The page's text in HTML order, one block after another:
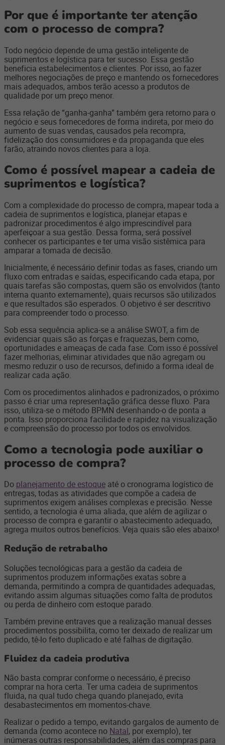
Por que é importante ter atenção
com o processo de compra?
Todo negócio depende de uma gestão inteligente de
suprimentos e logística para ter sucesso. Essa gestão
beneficia estabelecimentos e clientes. Por isso, ao fazer
melhores negociações de preço e mantendo os fornecedores
mais adequados, ambos terão acesso a produtos de
qualidade por um preço menor.
Essa relação de “ganha-ganha” também gera retorno para o
negócio e seus fornecedores de forma indireta, por meio do
aumento de suas vendas, causados pela recompra,
fidelização dos consumidores e da propaganda que eles
farão, atraindo novos clientes para a loja.
Como é possível mapear a cadeia de
suprimentos e logística?
Com a complexidade do processo de compra, mapear toda a
cadeia de suprimentos e logística, planejar etapas e
padronizar procedimentos é algo imprescindível para
aperfeiçoar a sua gestão. Dessa forma, será possível
conhecer os participantes e ter uma visão sistêmica para
amparar a tomada de decisão.
Inicialmente, é necessário definir todas as fases, criando um
fluxo com entradas e saídas, especificando cada etapa, por
quais tarefas são compostas, quem são os envolvidos (tanto
interna quanto externamente), quais recursos são utilizados
e que resultados são esperados. O objetivo é ser descritivo
para compreender todo o processo.
Sob essa sequência aplica-se a análise SWOT, a fim de
evidenciar quais são as forças e fraquezas, bem como,
oportunidades e ameaças de cada fase. Com isso é possível
fazer melhorias, eliminar atividades que não agregam ou
mesmo reduzir o uso de recursos, definido a forma ideal de
realizar cada ação.
Com os procedimentos alinhados e padronizados, o próximo
passo é criar uma representação gráfica desse fluxo. Para
isso, utiliza-se o método BPMN desenhando-o de ponta a
ponta. Isso proporciona facilidade e rapidez na visualização
e compreensão do processo por todos os envolvidos.
Como a tecnologia pode auxiliar o
processo de compra?
Do planejamento de estoque até o cronograma logístico de
entregas, todas as atividades que compõe a cadeia de
suprimentos exigem análises complexas e precisão. Nesse
sentido, a tecnologia é uma aliada, que além de agilizar o
processo de compra e garantir o abastecimento adequado,
agrega muitos outros benefícios. Veja quais são eles abaixo!
Redução de retrabalho
Soluções tecnológicas para a gestão da cadeia de
suprimentos produzem informações exatas sobre a
demanda, permitindo a compra de quantidades adequadas,
evitando assim algumas situações como falta de produtos
ou perda de dinheiro com estoque parado.
Também previne entraves que a realização manual desses
procedimentos possibilita, como ter deixado de realizar um
pedido, tê-lo feito duplicado e até falhas de digitação.
Fluidez da cadeia produtiva
Não basta comprar conforme o necessário, é preciso
comprar na hora certa. Ter uma cadeia de suprimentos
fluida, na qual tudo chega quando planejado, evita
desabastecimentos em momentos-chave.
Realizar o pedido a tempo, evitando gargalos de aumento de
demanda (como acontece no Natal, por exemplo), ter
inúmeras outras responsabilidades, além das compras para